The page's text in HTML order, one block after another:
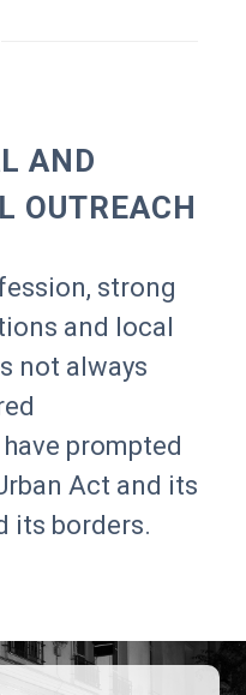
AND
OUTREACH
strong
and local
not always
prompted
Act and its
its borders.